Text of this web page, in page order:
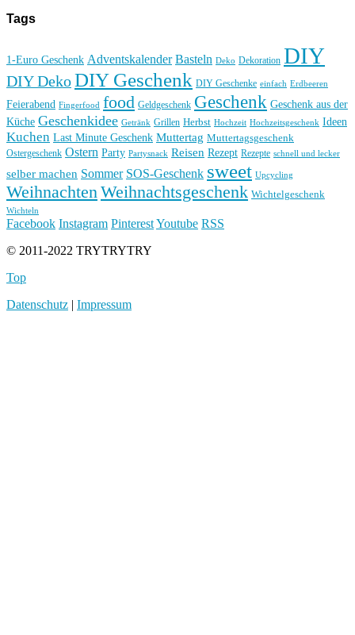
Tags
1-Euro Geschenk Adventskalender Basteln Deko Dekoration DIY
DIY DekoDIY Geschenk DIY Geschenke einfach Erdbeeren
Feierabend Fingerfood food Geldgeschenk Geschenk Geschenk aus der
Küche Geschenkidee Getränk Grillen Herbst Hochzeit Hochzeitsgeschenk Ideen
Kuchen Last Minute Geschenk Muttertag Muttertagsgeschenk
Ostergeschenk Ostern Party Partysnack Reisen Rezept Rezepte schnell und lecker
selber machen Sommer SOS-Geschenk sweet Upcycling
WeihnachtenWeihnachtsgeschenk Wichtelgeschenk
Wichteln
Facebook Instagram PinterestYoutube RSS
© 2011-2022 TRYTRYTRY
Top
Datenschutz | Impressum